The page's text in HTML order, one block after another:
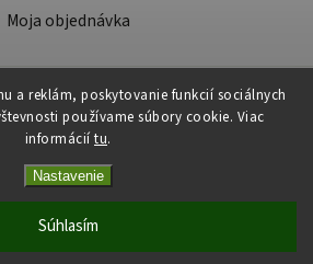
a reklám, poskytovanie funkcií sociálnych
používame súbory cookie. Viac
informácií tu.
Nastavenie
Súhlasím
Intenzívne pracujeme na tom, aby
Moja objednávka
Copyright 2026
Najlepšie krmivo
. Všetky práva vyhradené.
nastavenie cookies
Shoptet| Design